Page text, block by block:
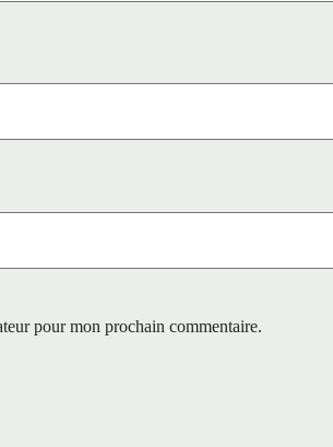
pour mon prochain commentaire.